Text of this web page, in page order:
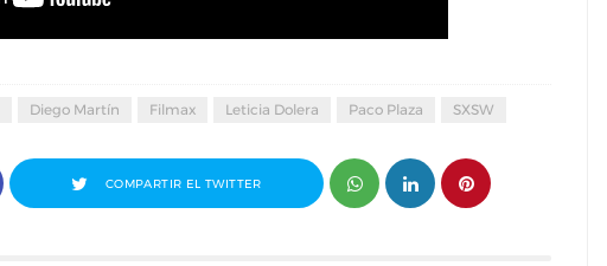
Diego Martín Filmax Leticia Dolera Paco Plaza SXSW
COMPARTIR EL TWITTER